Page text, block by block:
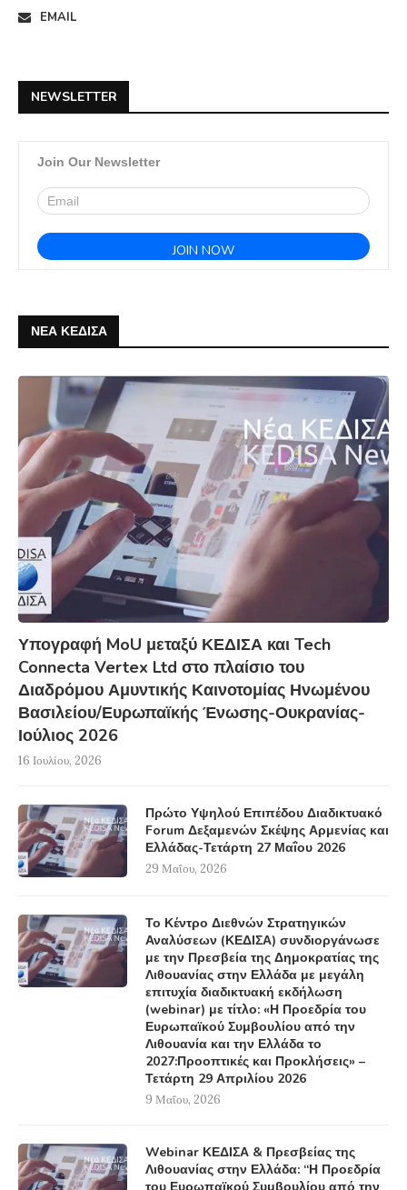
EMAIL
NEWSLETTER
Join Our Newsletter
ΝΕΑ ΚΕΔΙΣΑ
Υπογραφή MoU μεταξύ ΚΕΔΙΣΑ και Tech
Connecta Vertex Ltd στο πλαίσιο του
Διαδρόμου Αμυντικής Καινοτομίας Ηνωμένου
Βασιλείου/Ευρωπαϊκής Ένωσης-Ουκρανίας-
Ιούλιος 2026
16 Ιουλίου, 2026
Πρώτο Υψηλού Επιπέδου Διαδικτυακό
Forum Δεξαμενών Σκέψης Αρμενίας και
Ελλάδας-Τετάρτη 27 Μαΐου 2026
29 Μαΐου, 2026
Το Κέντρο Διεθνών Στρατηγικών
Αναλύσεων (ΚΕΔΙΣΑ) συνδιοργάνωσε
με την Πρεσβεία της Δημοκρατίας της
Λιθουανίας στην Ελλάδα με μεγάλη
επιτυχία διαδικτυακή εκδήλωση
(webinar) με τίτλο: «Η Προεδρία του
Ευρωπαϊκού Συμβουλίου από την
Λιθουανία και την Ελλάδα το
2027:Προοπτικές και Προκλήσεις» –
Τετάρτη 29 Απριλίου 2026
9 Μαΐου, 2026
Webinar ΚΕΔΙΣΑ & Πρεσβείας της
Λιθουανίας στην Ελλάδα: “Η Προεδρία